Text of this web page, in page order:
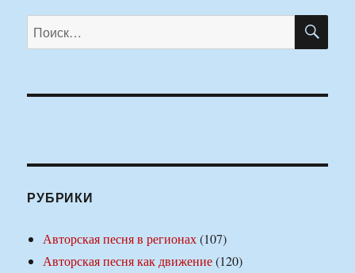
Искать:
РУБРИКИ
Авторская песня в регионах(107)
Авторская песня как движение(120)